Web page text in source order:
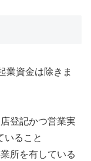
業資金は除きま
登記かつ営業実
いること
所を有している